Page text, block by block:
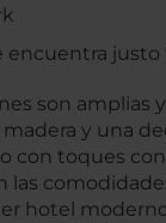
encuentra justo
son amplias
y una
con toques
las
hotel